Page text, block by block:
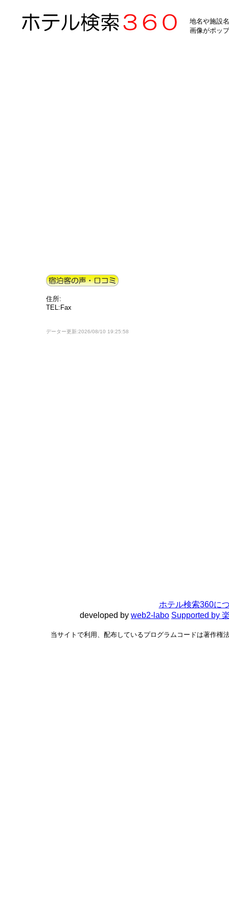
地名や施設
画像がポッ
住所:
TEL:Fax
データー更新:2026/08/10 19:25:58
ホテル検索360に
developed by web2-labo Supported by
当サイトで利用、配布しているプログラムコードは著作